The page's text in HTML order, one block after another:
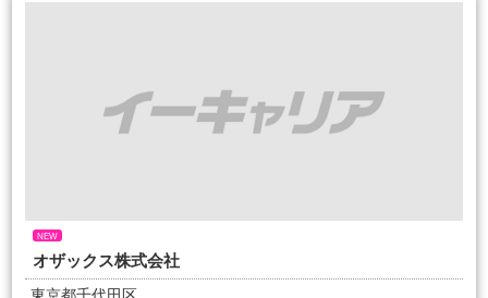
NEW
オザックス株式会社